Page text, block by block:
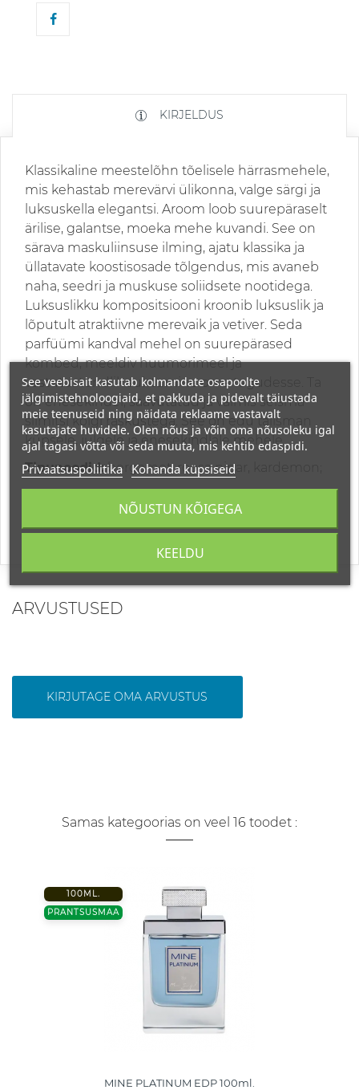
KIRJELDUS
Klassikaline meestelõhn tõelisele härrasmehele,
mis kehastab merevärvi ülikonna, valge särgi ja
luksuskella elegantsi. Aroom loob suurepäraselt
ärilise, galantse, moeka mehe kuvandi. See on
särava maskuliinsuse ilming, ajatu klassika ja
üllatavate koostisosade tõlgendus, mis avaneb
naha, seedri ja muskuse soliidsete nootidega.
Luksuslikku kompositsiooni kroonib luksuslik ja
lõputult atraktiivne merevaik ja vetiver. Seda
parfüümi kandval mehel on suurepärased
kombed, meeldiv huumorimeel ja
vastutustundlik suhtumine oma tegudesse. Ta
on enesekindel, saavutatud ja valmis seisma
silmitsi kõigi raskustega. See on edu talisman
küpsele, julgele ja enesekindlale mehele.
Tipunoodid:bergamot, roosa pipar, kardemon;
ARVUSTUSED
KIRJUTAGE OMA ARVUSTUS
Samas kategoorias on veel 16 toodet :
100ML.
PRANTSUSMAA
MINE PLATINUM EDP 100ml.
See veebisait kasutab kolmandate osapoolte
jälgimistehnoloogiaid, et pakkuda ja pidevalt täiustada
meie teenuseid ning näidata reklaame vastavalt
kasutajate huvidele. Olen nõus ja võin oma nõusoleku igal
ajal tagasi võtta või seda muuta, mis kehtib edaspidi.
Privaatsuspoliitika Kohanda küpsiseid
KEELDU
NÕUSTUN KÕIGEGA